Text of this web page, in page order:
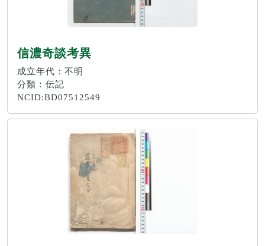
信濃奇談考異
成立年代：不明
分類：伝記
NCID:BD07512549